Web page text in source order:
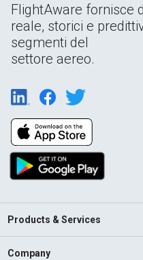
FlightAware fornisce
reale, storici e
segmenti del
settore aereo.
Products & Services
Company